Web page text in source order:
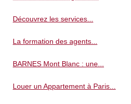
Découvrez les services...
La formation des agents...
BARNES Mont Blanc : une...
Louer un Appartement à Paris...